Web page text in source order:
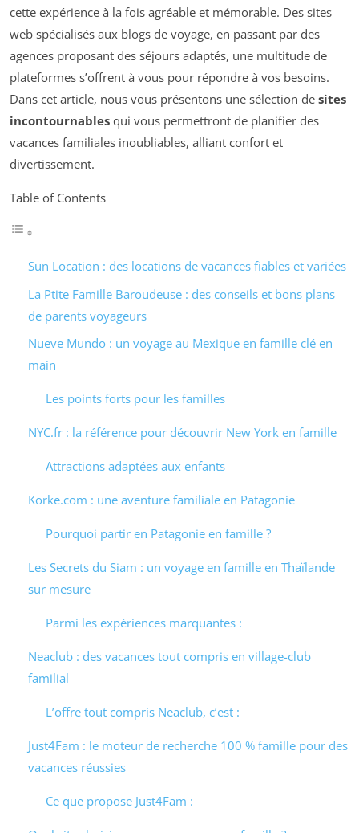
cette expérience à la fois agréable et mémorable. Des sites
web spécialisés aux blogs de voyage, en passant par des
agences proposant des séjours adaptés, une multitude de
plateformes s’offrent à vous pour répondre à vos besoins.
Dans cet article, nous vous présentons une sélection de sites
incontournables qui vous permettront de planifier des
vacances familiales inoubliables, alliant confort et
divertissement.
Table of Contents
Sun Location : des locations de vacances fiables et variées
La Ptite Famille Baroudeuse : des conseils et bons plans
de parents voyageurs
Nueve Mundo : un voyage au Mexique en famille clé en
main
Les points forts pour les familles
NYC.fr : la référence pour découvrir New York en famille
Attractions adaptées aux enfants
Korke.com : une aventure familiale en Patagonie
Pourquoi partir en Patagonie en famille ?
Les Secrets du Siam : un voyage en famille en Thaïlande
sur mesure
Parmi les expériences marquantes :
Neaclub : des vacances tout compris en village-club
familial
L’offre tout compris Neaclub, c’est :
Just4Fam : le moteur de recherche 100 % famille pour des
vacances réussies
Ce que propose Just4Fam :